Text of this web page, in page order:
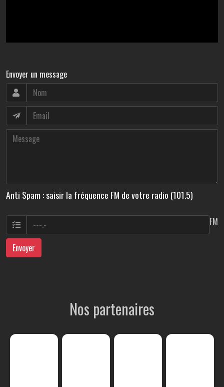
Envoyer un message
Anti Spam : saisir la fréquence FM de votre radio (101.5)
FM
Envoyer
Nos partenaires